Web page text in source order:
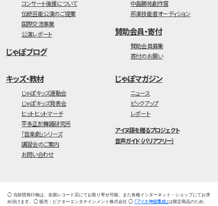
コンサート後援について
伝統芸能公演のご提案
国際交流事業
公演レポート
じゃぽブログ
中島勝祐創作賞
邦楽技能者オーディション
賛助会員・寄付
賛助会員募集
寄付のお願い
キッズ・教材
じゃぽキッズ運動会
じゃぽキッズ発表会
ヒットヒットマーチ
平多正於舞踊研究所
「音楽劇」シリーズ
講習会のご案内
お問い合わせ
じゃぽマガジン
ニュース
ピックアップ
レポート
アイヌ語を贈るプロジェクト
音声ガイド（バリアフリー）
◯ 当財団発行物は、全国レコード店にてお取り寄せ可能、また各種インターネット・ショップにてお求
め頂けます。◯ 販売：ビクターエンタテインメント株式会社 ◯ 『アイヌ神話集成』は限定商品のため、